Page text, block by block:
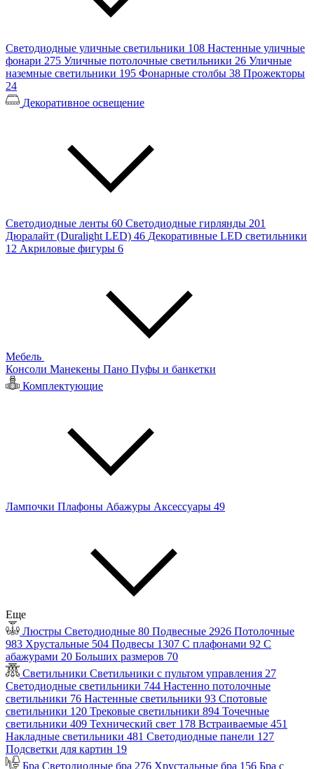
Светодиодные уличные светильники 108 Настенные уличные
фонари 275 Уличные потолочные светильники 26 Уличные
наземные светильники 195 Фонарные столбы 38 Прожекторы
24
Декоративное освещение
Светодиодные ленты 60 Светодиодные гирлянды 201
Дюралайт (Duralight LED) 46 Декоративные LED светильники
12 Акриловые фигуры 6
Мебель
Консоли Манекены Пано Пуфы и банкетки
Комплектующие
Лампочки Плафоны Абажуры Аксессуары 49
Еще
Люстры Светодиодные 80 Подвесные 2926 Потолочные
983 Хрустальные 504 Подвесы 1307 С плафонами 92 С
абажурами 20 Больших размеров 70
Светильники Светильники с пультом управления 27
Светодиодные светильники 744 Настенно потолочные
светильники 76 Настенные светильники 93 Спотовые
светильники 120 Трековые светильники 894 Точечные
светильники 409 Технический свет 178 Встраиваемые 451
Накладные светильники 481 Светодиодные панели 127
Подсветки для картин 19
Бра Светодиодные бра 276 Хрустальные бра 156 Бра с